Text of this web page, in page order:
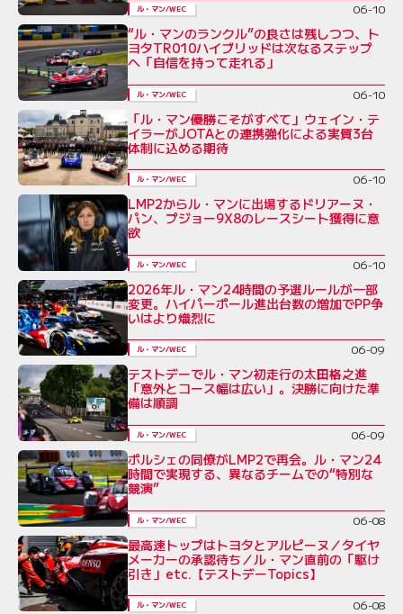
ル・マン/WEC 06-10
“ル・マンのランクル”の良さは残しつつ、ト
ヨタTR010ハイブリッドは次なるステップ
へ「自信を持って走れる」
ル・マン/WEC 06-10
「ル・マン優勝こそがすべて」ウェイン・テ
イラーがJOTAとの連携強化による実質3台
体制に込める期待
ル・マン/WEC 06-10
LMP2からル・マンに出場するドリアーヌ・
パン、プジョー9X8のレースシート獲得に意
欲
ル・マン/WEC 06-10
2026年ル・マン24時間の予選ルールが一部
変更。ハイパーポール進出台数の増加でPP争
いはより熾烈に
ル・マン/WEC 06-09
テストデーでル・マン初走行の太田格之進
「意外とコース幅は広い」。決勝に向けた準
備は順調
ル・マン/WEC 06-09
ポルシェの同僚がLMP2で再会。ル・マン24
時間で実現する、異なるチームでの“特別な
競演”
ル・マン/WEC 06-08
最高速トップはトヨタとアルピーヌ／タイヤ
メーカーの承認待ち／ル・マン直前の「駆け
引き」etc.【テストデーTopics】
ル・マン/WEC 06-08